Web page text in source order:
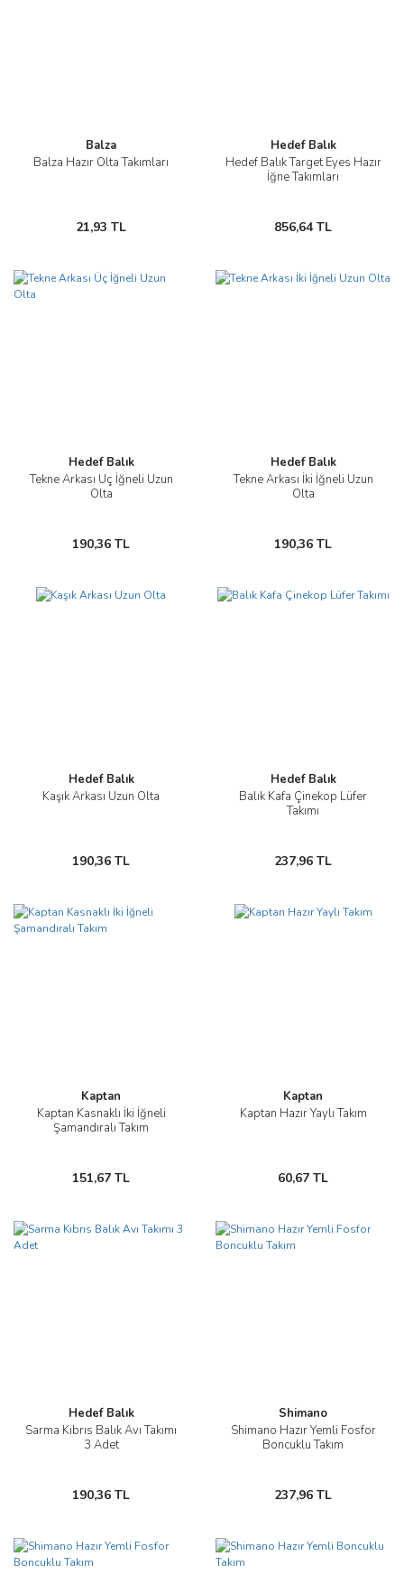
Balza
Balza Hazır Olta Takımları
21,93 TL
Hedef Balık
Hedef Balık Target Eyes Hazır
İğne Takımları
856,64 TL
Hedef Balık
Tekne Arkası Üç İğneli Uzun
Olta
190,36 TL
Hedef Balık
Tekne Arkası İki İğneli Uzun
Olta
190,36 TL
Hedef Balık
Kaşık Arkası Uzun Olta
190,36 TL
Hedef Balık
Balık Kafa Çinekop Lüfer
Takımı
237,96 TL
Kaptan
Kaptan Kasnaklı İki İğneli
Şamandıralı Takım
151,67 TL
Kaptan
Kaptan Hazır Yaylı Takım
60,67 TL
Hedef Balık
Sarma Kıbrıs Balık Avı Takımı
3 Adet
190,36 TL
Shimano
Shimano Hazır Yemli Fosfor
Boncuklu Takım
237,96 TL